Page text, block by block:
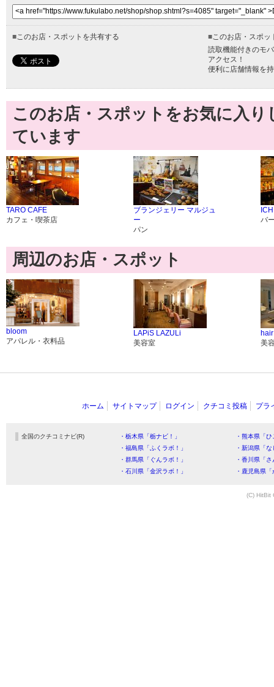
■ このお店・スポットを共有する ■ このお店・スポ
読取機能付きのモ
アクセス！
便利に店舗情報を
このお店・スポットをお気に入
ています
TARO CAFE
カフェ・喫茶店
ブランジェリー マルジュ
ー
パン
バ
周辺のお店・スポット
bloom
アパレル・衣料品
LAPiS LAZULi
美容室
美
ホーム サイトマップ ログイン クチコミ投稿 プラ
全国のクチコミナビ(R) ・栃木県「栃ナビ！」
・熊本県「
・福島県「ふくラボ！」
・新潟県「
・群馬県「ぐんラボ！」
・香川県「
・石川県「金沢ラボ！」
・鹿児島県
(C) HitBit